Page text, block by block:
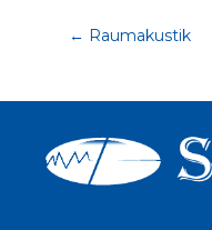
← Raumakustik